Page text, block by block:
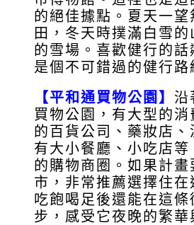
的絕佳據點。夏天一望
田，冬天時撲滿白雪的
的雪場。喜歡健行的話
是個不可錯過的健行路
【平和通買物公園】 沿
買物公園，有大型的消
的百貨公司、藥妝店、
有大小餐廳、小吃店等
的購物商圈。如果計畫
市，非常推薦選擇住在
吃飽喝足後還能在這條
步，感受它夜晚的繁華